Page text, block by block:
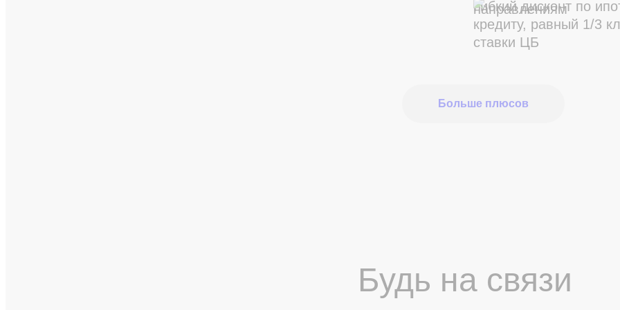
направлениям
Гибкий дисконт по
кредиту, равный 1/3
ставки ЦБ
Больше плюсов
Будь на связи